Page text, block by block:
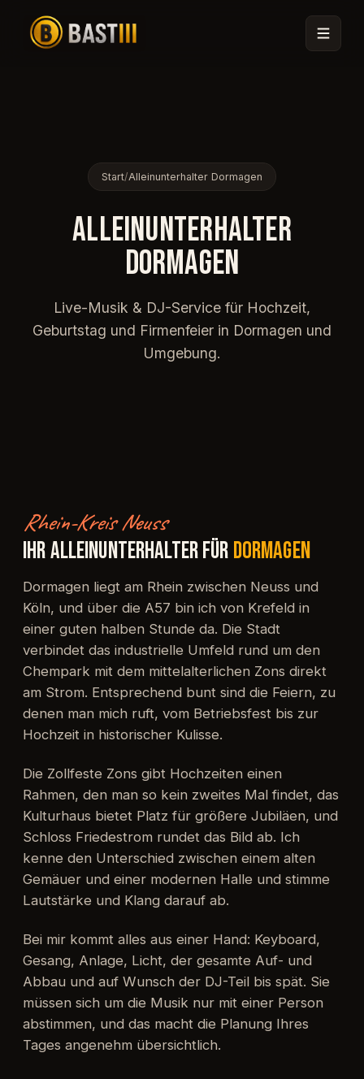
Start/Alleinunterhalter Dormagen
ALLEINUNTERHALTER
DORMAGEN
Live-Musik & DJ-Service für Hochzeit,
Geburtstag und Firmenfeier in Dormagen und
Umgebung.
Rhein-Kreis Neuss
IHR ALLEINUNTERHALTER FÜR DORMAGEN
Dormagen liegt am Rhein zwischen Neuss und
Köln, und über die A57 bin ich von Krefeld in
einer guten halben Stunde da. Die Stadt
verbindet das industrielle Umfeld rund um den
Chempark mit dem mittelalterlichen Zons direkt
am Strom. Entsprechend bunt sind die Feiern, zu
denen man mich ruft, vom Betriebsfest bis zur
Hochzeit in historischer Kulisse.
Die Zollfeste Zons gibt Hochzeiten einen
Rahmen, den man so kein zweites Mal findet, das
Kulturhaus bietet Platz für größere Jubiläen, und
Schloss Friedestrom rundet das Bild ab. Ich
kenne den Unterschied zwischen einem alten
Gemäuer und einer modernen Halle und stimme
Lautstärke und Klang darauf ab.
Bei mir kommt alles aus einer Hand: Keyboard,
Gesang, Anlage, Licht, der gesamte Auf- und
Abbau und auf Wunsch der DJ-Teil bis spät. Sie
müssen sich um die Musik nur mit einer Person
abstimmen, und das macht die Planung Ihres
Tages angenehm übersichtlich.